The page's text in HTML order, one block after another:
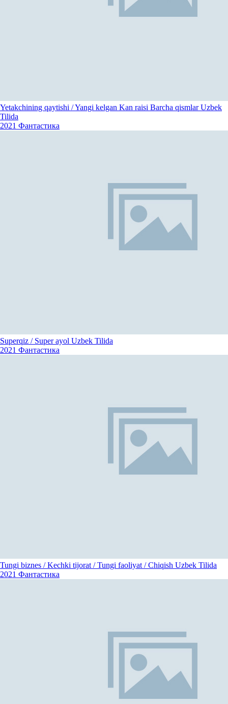
Yetakchining qaytishi / Yangi kelgan Kan raisi Barcha qismlar Uzbek
Tilida
2021 Фантастика
Superqiz / Super ayol Uzbek Tilida
2021 Фантастика
Tungi biznes / Kechki tijorat / Tungi faoliyat / Chiqish Uzbek Tilida
2021 Фантастика